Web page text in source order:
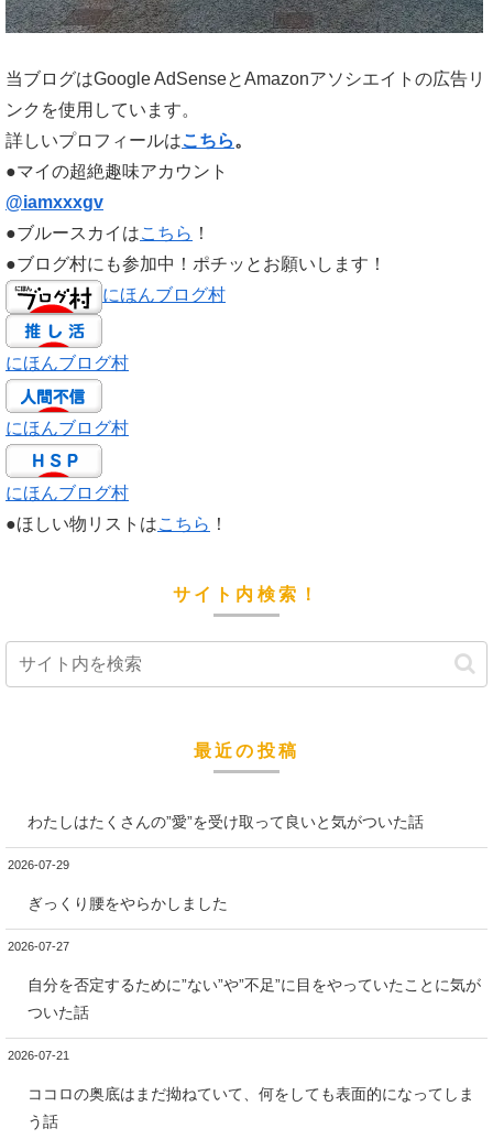
当ブログはGoogle AdSenseとAmazonアソシエイトの広告リ
ンクを使用しています。
詳しいプロフィールはこちら。
●マイの超絶趣味アカウント
@iamxxxgv
●ブルースカイはこちら ！
●ブログ村にも参加中！ポチッとお願いします！
にほんブログ村
にほんブログ村
にほんブログ村
にほんブログ村
●ほしい物リストはこちら ！
サイト内検索！
最近の投稿
わたしはたくさんの”愛”を受け取って良いと気がついた話
2026-07-29
ぎっくり腰をやらかしました
2026-07-27
自分を否定するために”ない”や”不足”に目をやっていたことに気が
ついた話
2026-07-21
ココロの奥底はまだ拗ねていて、何をしても表面的になってしま
う話